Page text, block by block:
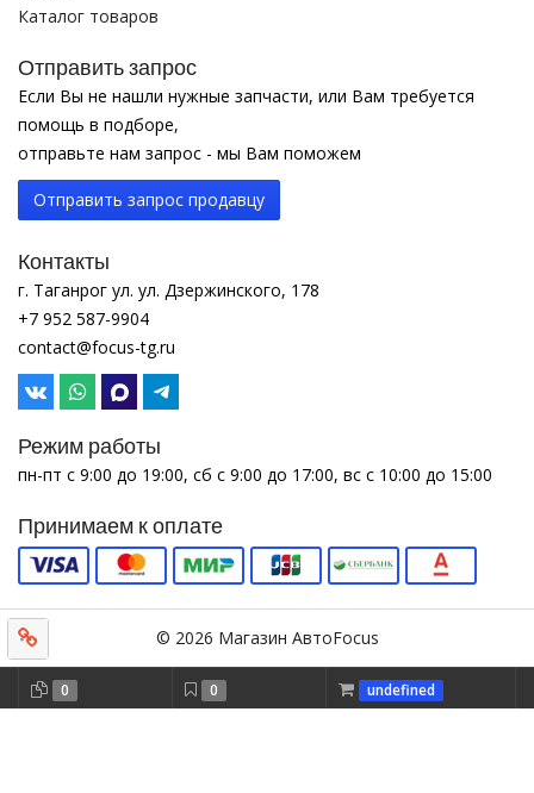
Каталог товаров
Отправить запрос
Если Вы не нашли нужные запчасти, или Вам требуется
помощь в подборе,
отправьте нам запрос - мы Вам поможем
Отправить запрос продавцу
Контакты
г. Таганрог ул. ул. Дзержинского, 178
+7 952 587-9904
contact@focus-tg.ru
Режим работы
пн-пт с 9:00 до 19:00, сб с 9:00 до 17:00, вс с 10:00 до 15:00
Принимаем к оплате
© 2026 Магазин АвтоFocus
0 0 undefined